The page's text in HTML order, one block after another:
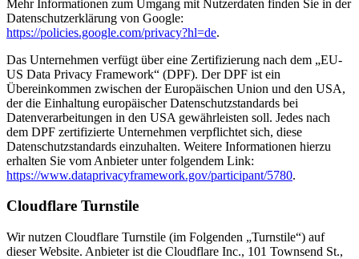
Mehr Informationen zum Umgang mit Nutzerdaten finden Sie in der
Datenschutzerklärung von Google:
https://policies.google.com/privacy?hl=de.
Das Unternehmen verfügt über eine Zertifizierung nach dem „EU-
US Data Privacy Framework“ (DPF). Der DPF ist ein
Übereinkommen zwischen der Europäischen Union und den USA,
der die Einhaltung europäischer Datenschutzstandards bei
Datenverarbeitungen in den USA gewährleisten soll. Jedes nach
dem DPF zertifizierte Unternehmen verpflichtet sich, diese
Datenschutzstandards einzuhalten. Weitere Informationen hierzu
erhalten Sie vom Anbieter unter folgendem Link:
https://www.dataprivacyframework.gov/participant/5780.
Cloudflare Turnstile
Wir nutzen Cloudflare Turnstile (im Folgenden „Turnstile“) auf
dieser Website. Anbieter ist die Cloudflare Inc., 101 Townsend St.,